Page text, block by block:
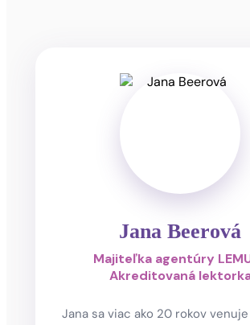
Jana Beerová
Majiteľka agentúry
Akreditovaná
Jana sa viac ako 20 rokov